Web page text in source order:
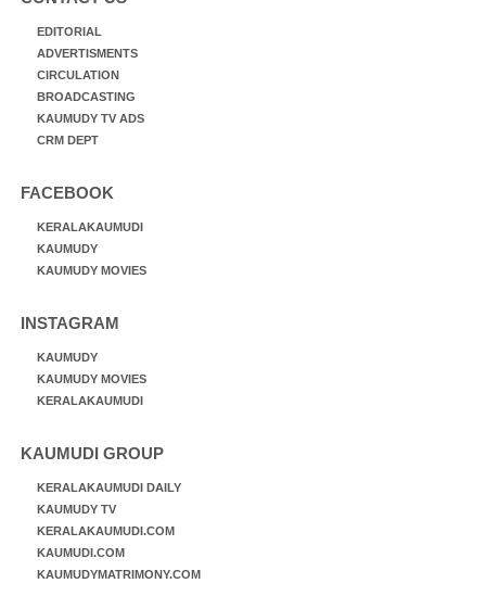
EDITORIAL
ADVERTISMENTS
CIRCULATION
BROADCASTING
KAUMUDY TV ADS
CRM DEPT
FACEBOOK
KERALAKAUMUDI
KAUMUDY
KAUMUDY MOVIES
INSTAGRAM
KAUMUDY
KAUMUDY MOVIES
KERALAKAUMUDI
KAUMUDI GROUP
KERALAKAUMUDI DAILY
KAUMUDY TV
KERALAKAUMUDI.COM
KAUMUDI.COM
KAUMUDYMATRIMONY.COM